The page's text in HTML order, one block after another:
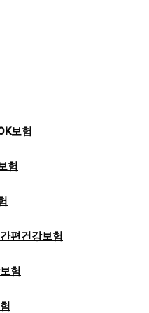
보험
험
편건강보험
험